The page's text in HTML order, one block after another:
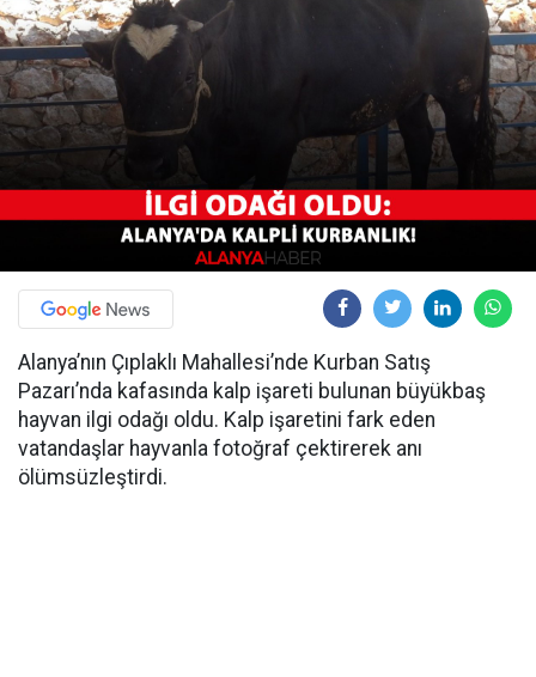
Alanya’nın Çıplaklı Mahallesi’nde Kurban Satış
Pazarı’nda kafasında kalp işareti bulunan büyükbaş
hayvan ilgi odağı oldu. Kalp işaretini fark eden
vatandaşlar hayvanla fotoğraf çektirerek anı
ölümsüzleştirdi.